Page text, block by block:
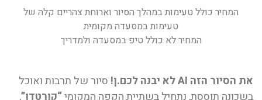
המחיר כולל טעימות במהלך הסיור וארוחת צהריים קלה של
טעימות במסעדה מקומית
המחיר לא כולל טיפ במסעדה ולמדריך
את הסיור הזה AI לא יבנה לכם.ן!
סיור של תרבות ואוכל
בשכונה תוססת, נתחיל בשתיית הקפה המקומי“קורטדו”,